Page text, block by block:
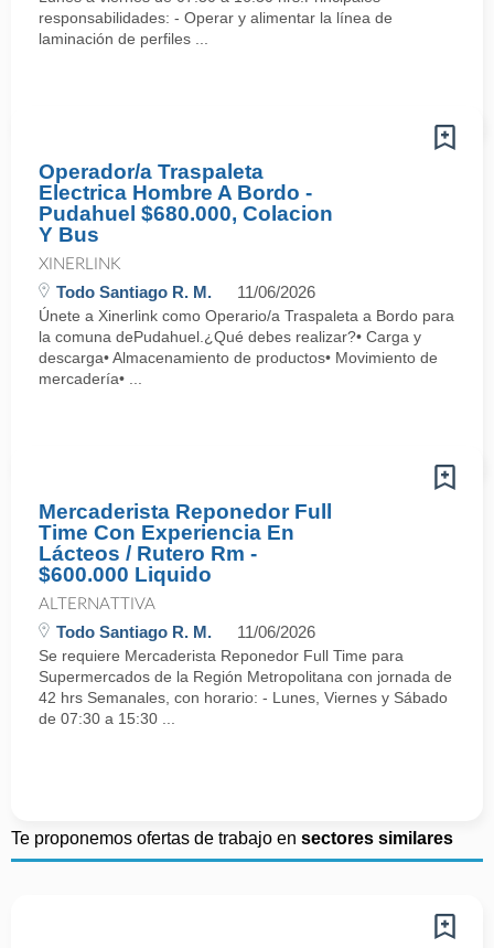
responsabilidades: - Operar y alimentar la línea de
laminación de perfiles ...
Operador/a Traspaleta
Electrica Hombre A Bordo -
Pudahuel $680.000, Colacion
Y Bus
XINERLINK
Todo Santiago R. M. 11/06/2026
Únete a Xinerlink como Operario/a Traspaleta a Bordo para
la comuna dePudahuel.¿Qué debes realizar?• Carga y
descarga• Almacenamiento de productos• Movimiento de
mercadería• ...
Mercaderista Reponedor Full
Time Con Experiencia En
Lácteos / Rutero Rm -
$600.000 Liquido
ALTERNATTIVA
Todo Santiago R. M. 11/06/2026
Se requiere Mercaderista Reponedor Full Time para
Supermercados de la Región Metropolitana con jornada de
42 hrs Semanales, con horario: - Lunes, Viernes y Sábado
de 07:30 a 15:30 ...
Te proponemos ofertas de trabajo en sectores similares